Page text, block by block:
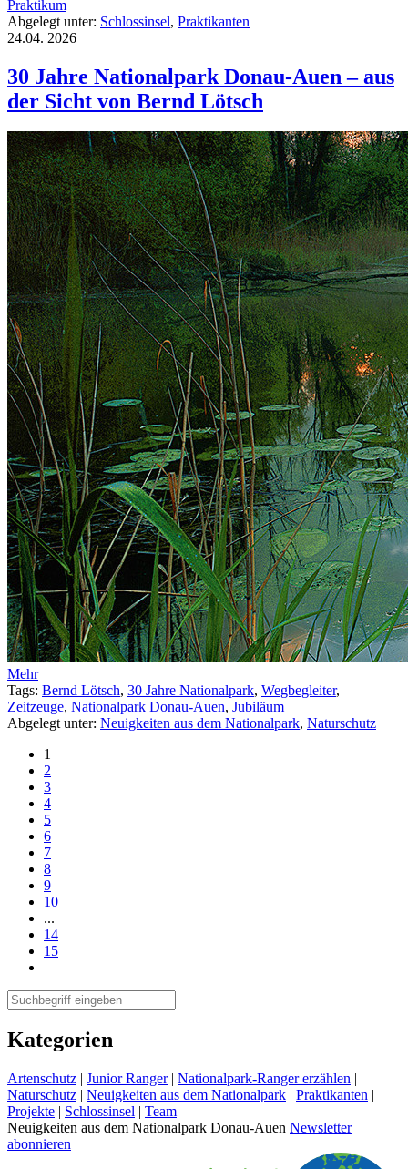
Praktikum
Abgelegt unter: Schlossinsel, Praktikanten
24.04. 2026
30 Jahre Nationalpark Donau-Auen – aus
der Sicht von Bernd Lötsch
Mehr
Tags: Bernd Lötsch, 30 Jahre Nationalpark, Wegbegleiter,
Zeitzeuge, Nationalpark Donau-Auen, Jubiläum
Abgelegt unter: Neuigkeiten aus dem Nationalpark, Naturschutz
1
2
3
4
5
6
7
8
9
10
...
14
15
Kategorien
Artenschutz | Junior Ranger | Nationalpark-Ranger erzählen |
Naturschutz | Neuigkeiten aus dem Nationalpark | Praktikanten |
Projekte | Schlossinsel | Team
Neuigkeiten aus dem Nationalpark Donau-Auen Newsletter
abonnieren